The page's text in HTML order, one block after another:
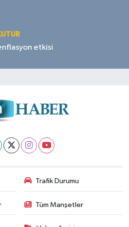
etkisi
Trafik Durumu
Tüm Manşetler